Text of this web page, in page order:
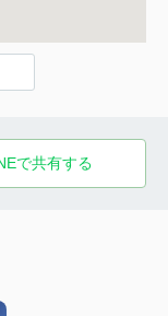
で共有する